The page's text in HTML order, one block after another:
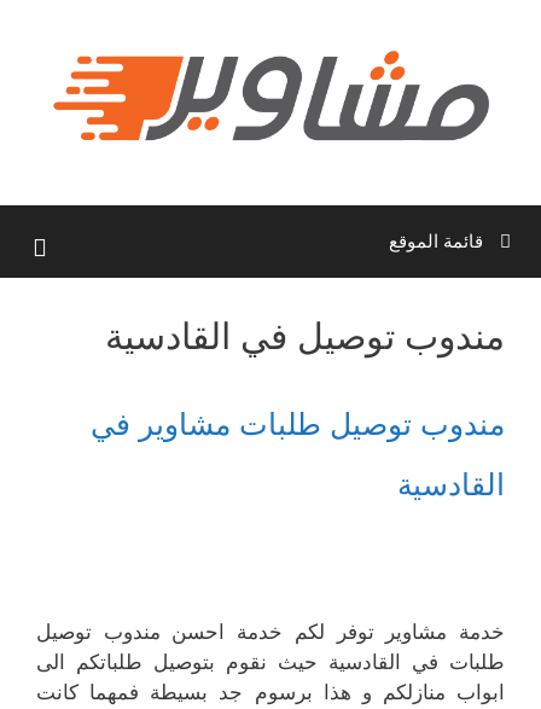
قائمة الموقع
مندوب توصيل في القادسية
مندوب توصيل طلبات مشاوير في
القادسية
خدمة مشاوير توفر لكم خدمة احسن مندوب توصيل
طلبات في القادسية حيث نقوم بتوصيل طلباتكم الى
ابواب منازلكم و هذا برسوم جد بسيطة فمهما كانت